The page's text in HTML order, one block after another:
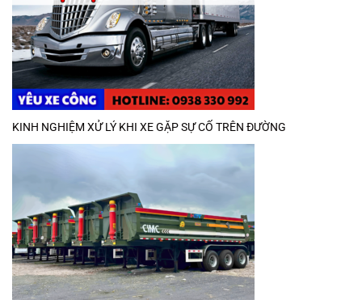
KINH NGHIỆM XỬ LÝ KHI XE GẶP SỰ CỐ TRÊN ĐƯỜNG